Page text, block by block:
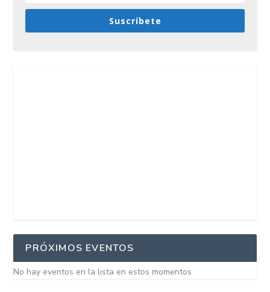
Suscríbete
PRÓXIMOS EVENTOS
No hay eventos en la lista en estos momentos